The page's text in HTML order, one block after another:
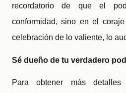
recordatorio de que el
conformidad, sino en el
celebración de lo valiente, lo
Sé dueño de tu verdadero
Para obtener más